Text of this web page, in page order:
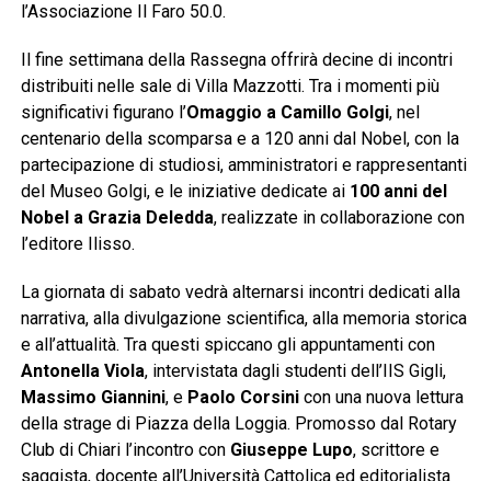
l’Associazione Il Faro 50.0.
Il fine settimana della Rassegna offrirà decine di incontri
distribuiti nelle sale di Villa Mazzotti. Tra i momenti più
significativi figurano l’Omaggio a Camillo Golgi, nel
centenario della scomparsa e a 120 anni dal Nobel, con la
partecipazione di studiosi, amministratori e rappresentanti
del Museo Golgi, e le iniziative dedicate ai 100 anni del
Nobel a Grazia Deledda, realizzate in collaborazione con
l’editore Ilisso.
La giornata di sabato vedrà alternarsi incontri dedicati alla
narrativa, alla divulgazione scientifica, alla memoria storica
e all’attualità. Tra questi spiccano gli appuntamenti con
Antonella Viola, intervistata dagli studenti dell’IIS Gigli,
Massimo Giannini, e Paolo Corsinicon una nuova lettura
della strage di Piazza della Loggia. Promosso dal Rotary
Club di Chiari l’incontro con Giuseppe Lupo, scrittore e
saggista, docente all’Università Cattolica ed editorialista